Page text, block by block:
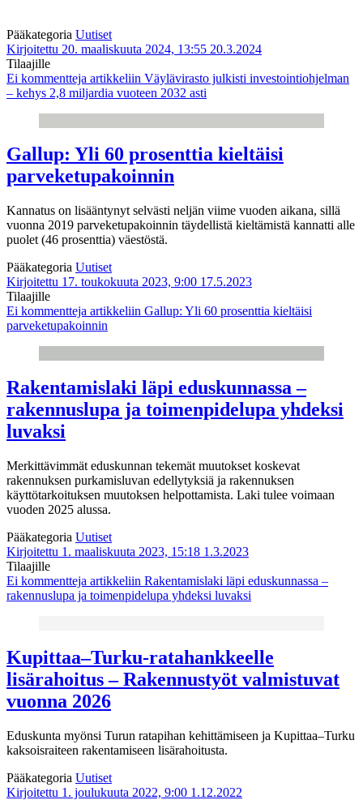
Pääkategoria Uutiset
Kirjoitettu 20. maaliskuuta 2024, 13:55 20.3.2024
Tilaajille
Ei kommentteja artikkeliin Väylävirasto julkisti investointiohjelman
– kehys 2,8 miljardia vuoteen 2032 asti
Gallup: Yli 60 prosenttia kieltäisi
parveketupakoinnin
Kannatus on lisääntynyt selvästi neljän viime vuoden aikana, sillä
vuonna 2019 parveketupakoinnin täydellistä kieltämistä kannatti alle
puolet (46 prosenttia) väestöstä.
Pääkategoria Uutiset
Kirjoitettu 17. toukokuuta 2023, 9:00 17.5.2023
Tilaajille
Ei kommentteja artikkeliin Gallup: Yli 60 prosenttia kieltäisi
parveketupakoinnin
Rakentamislaki läpi eduskunnassa –
rakennuslupa ja toimenpidelupa yhdeksi
luvaksi
Merkittävimmät eduskunnan tekemät muutokset koskevat
rakennuksen purkamisluvan edellytyksiä ja rakennuksen
käyttötarkoituksen muutoksen helpottamista. Laki tulee voimaan
vuoden 2025 alussa.
Pääkategoria Uutiset
Kirjoitettu 1. maaliskuuta 2023, 15:18 1.3.2023
Tilaajille
Ei kommentteja artikkeliin Rakentamislaki läpi eduskunnassa –
rakennuslupa ja toimenpidelupa yhdeksi luvaksi
Kupittaa–Turku-ratahankkeelle
lisärahoitus – Rakennustyöt valmistuvat
vuonna 2026
Eduskunta myönsi Turun ratapihan kehittämiseen ja Kupittaa–Turku
kaksoisraiteen rakentamiseen lisärahoitusta.
Pääkategoria Uutiset
Kirjoitettu 1. joulukuuta 2022, 9:00 1.12.2022